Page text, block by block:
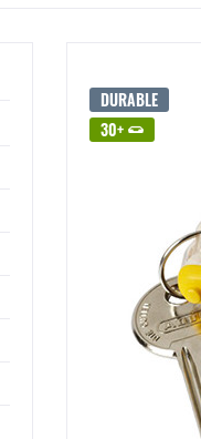
DURABLE
30+